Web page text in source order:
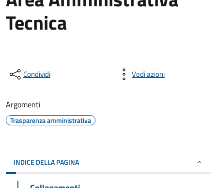
Tecnica
Condividi Vedi azioni
Argomenti
Trasparenza amministrativa
INDICE DELLA PAGINA